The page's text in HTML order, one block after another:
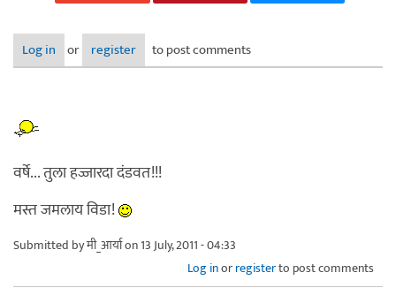
Log in or register to post comments
वर्षे... तुला हज्जारदा दंडवत!!!
मस्त जमलाय विडा!
Submitted byमी_आर्याon 13 July, 2011 - 04:33
Log inorregisterto post comments